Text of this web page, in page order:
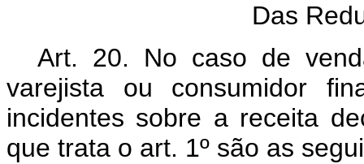
Das
Art. 20. No caso de
varejista ou consumidor
incidentes sobre a receita
que trata o art. 1º são as